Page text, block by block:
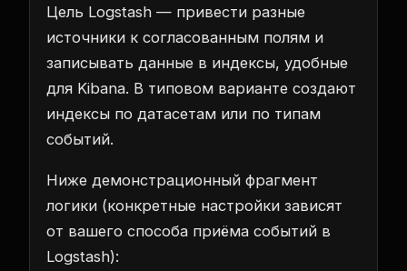
Цель Logstash — привести разные
источники к согласованным полям и
записывать данные в индексы, удобные
для Kibana. В типовом варианте создают
индексы по датасетам или по типам
событий.
Ниже демонстрационный фрагмент
логики (конкретные настройки зависят
от вашего способа приёма событий в
Logstash):